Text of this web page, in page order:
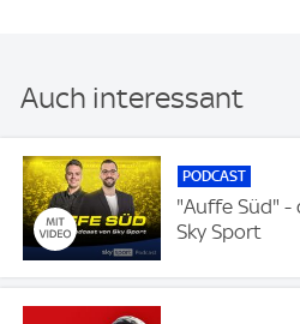
Auch interessant
PODCAST
"Auffe Süd" -
Sky Sport